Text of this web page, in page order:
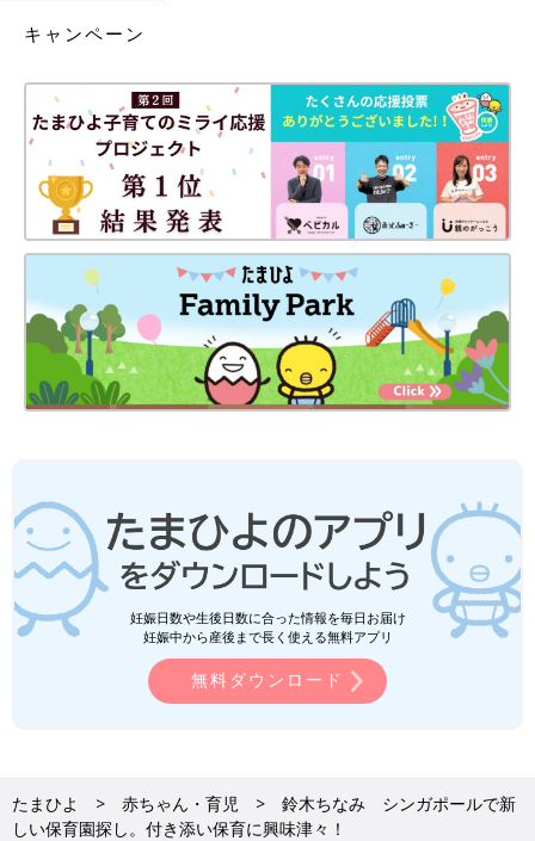
キャンペーン
妊娠日数や生後日数に合った情報を毎日お届け
妊娠中から産後まで長く使える無料アプリ
無料ダウンロード
たまひよ 赤ちゃん・育児
鈴木ちなみ シンガポールで新
しい保育園探し。付き添い保育に興味津々！